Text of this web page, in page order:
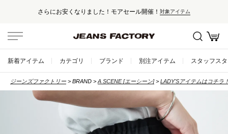
さらにお安くなりました！モアセール開催！ 対象アイテム
新着アイテム カテゴリ ブランド 別注アイテム スタッフス
ジーンズファクトリー BRAND A SCENE [エーシーン] LADY'Sアイテムはコチラ